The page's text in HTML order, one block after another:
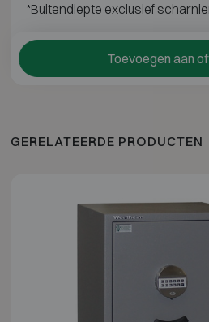
*Buitendiepte exclusief
Toevoegen aan
GERELATEERDE PRODUCTEN